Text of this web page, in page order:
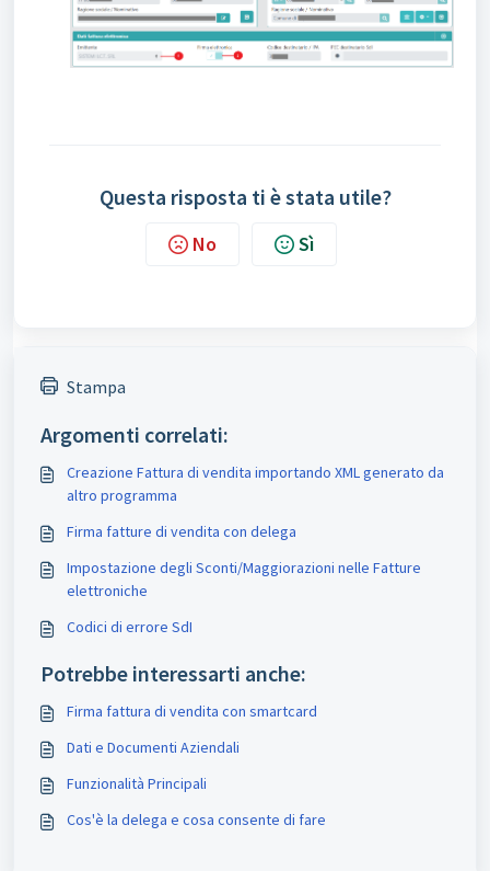
Questa risposta ti è stata utile?
No Sì
Stampa
Argomenti correlati:
Creazione Fattura di vendita importando XML generato da
altro programma
Firma fatture di vendita con delega
Impostazione degli Sconti/Maggiorazioni nelle Fatture
elettroniche
Codici di errore SdI
Potrebbe interessarti anche:
Firma fattura di vendita con smartcard
Dati e Documenti Aziendali
Funzionalità Principali
Cos'è la delega e cosa consente di fare